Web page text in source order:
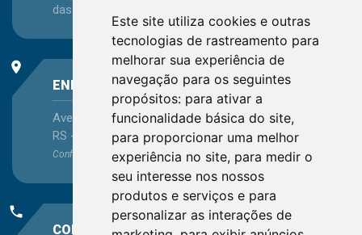
Este site utiliza cookies e outras
tecnologias de rastreamento para
melhorar sua experiência de
navegação para os seguintes
propósitos: para ativar a
funcionalidade básica do site,
para proporcionar uma melhor
experiência no site, para medir o
seu interesse nos nossos
produtos e serviços e para
personalizar as interações de
das 13:30 às 16:45
place
ENDEREÇO
Avenida Itaqui, 45, Bairro Petrópolis, Porto Alegre -
RS - CEP 90460-140
Confira as demaislocalizações no Estado
phone
CONTATO